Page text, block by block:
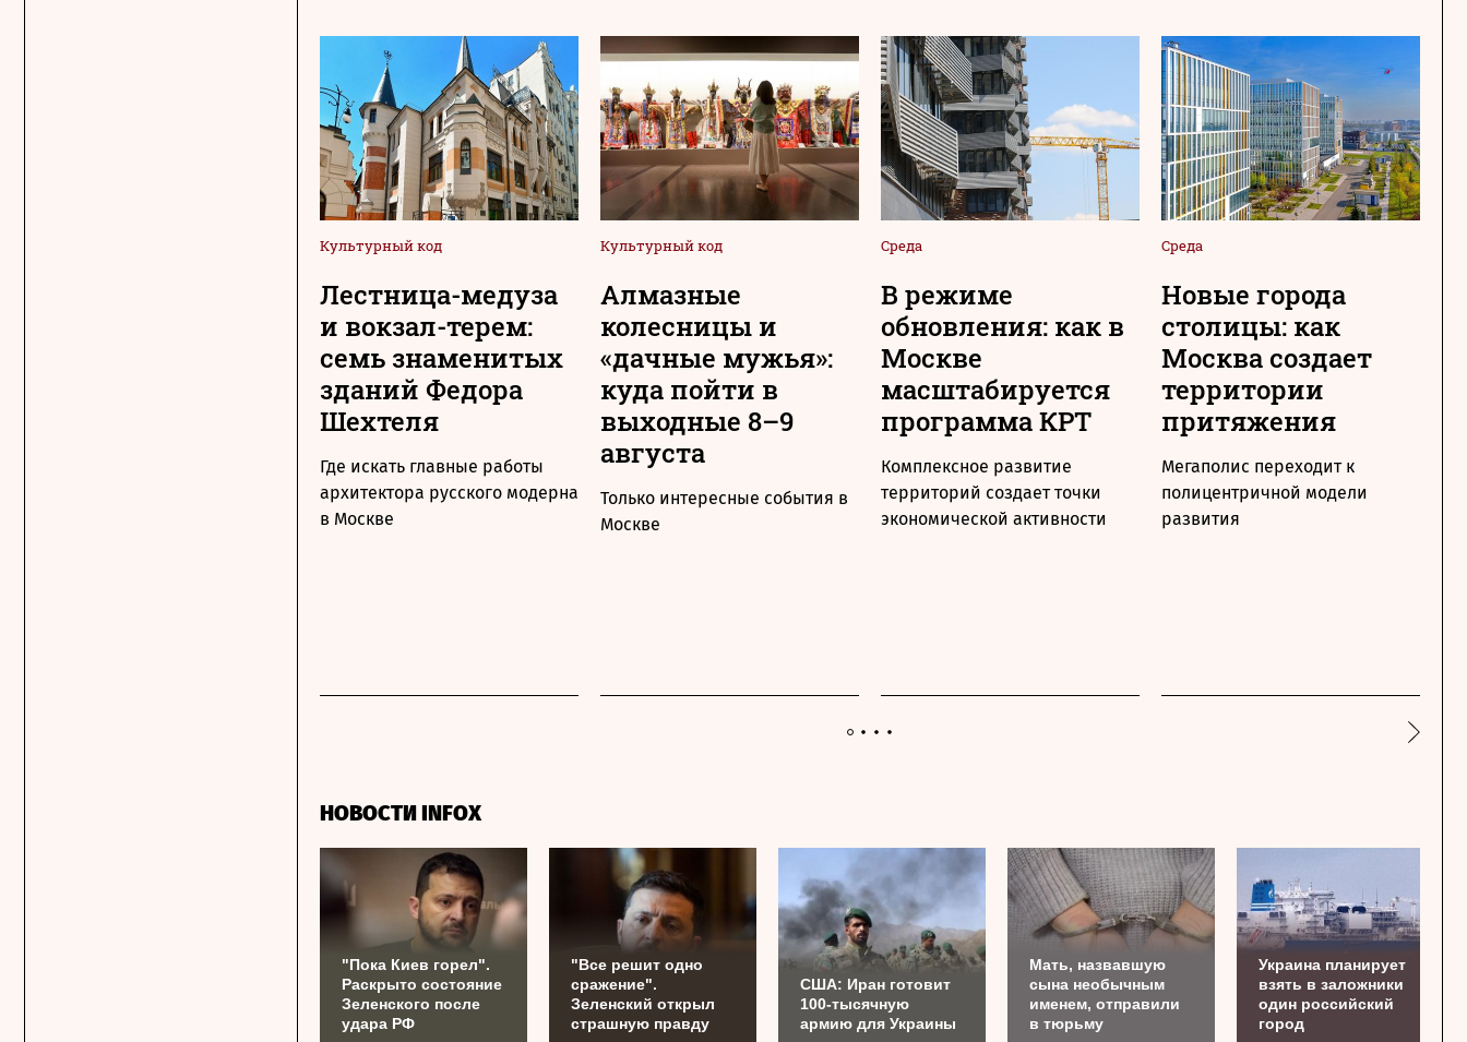
Культурный код
Лестница-медуза
и вокзал-терем:
семь знаменитых
зданий Федора
Шехтеля
Где искать главные работы
архитектора русского модерна
в Москве
Культурный код
Алмазные
колесницы и
«дачные мужья»:
куда пойти в
выходные 8–9
августа
Только интересные события в
Москве
Среда
В режиме
обновления: как в
Москве
масштабируется
программа КРТ
Комплексное развитие
территорий создает точки
экономической активности
Среда
Новые города
столицы: как
Москва создает
территории
притяжения
Мегаполис переходит к
полицентричной модели
развития
НОВОСТИ INFOX
"Пока Киев горел".
Раскрыто состояние
Зеленского после
удара РФ
"Все решит одно
сражение".
Зеленский открыл
страшную правду
США: Иран готовит
100-тысячную
армию для Украины
Мать, назвавшую
сына необычным
именем, отправили
в тюрьму
Украина планирует
взять в заложники
один российский
город